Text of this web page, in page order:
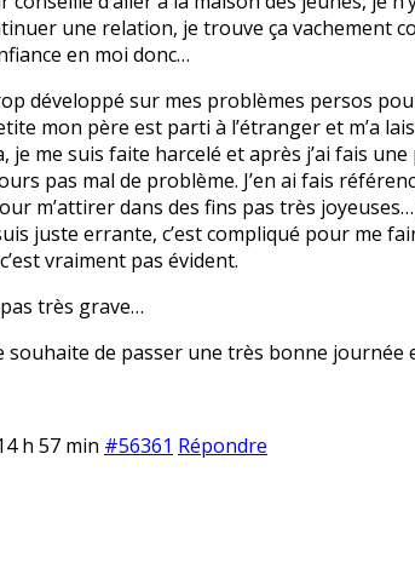
une relation, je trouve ça vachement
en moi donc…
développé sur mes problèmes persos
mon père est parti à l’étranger et m’a
je me suis faite harcelé et après j’ai fais
pas mal de problème. J’en ai fais
m’attirer dans des fins pas très
juste errante, c’est compliqué pour me
vraiment pas évident.
très grave…
souhaite de passer une très bonne journée
h 57 min #56361 Répondre